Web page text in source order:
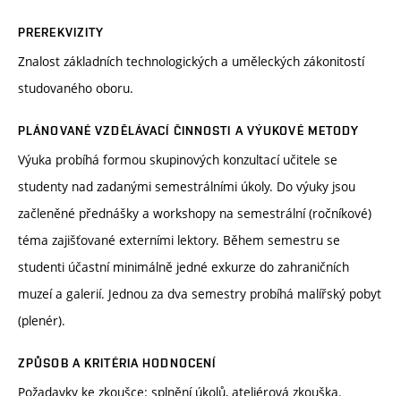
PREREKVIZITY
Znalost základních technologických a uměleckých zákonitostí
studovaného oboru.
PLÁNOVANÉ VZDĚLÁVACÍ ČINNOSTI A VÝUKOVÉ METODY
Výuka probíhá formou skupinových konzultací učitele se
studenty nad zadanými semestrálními úkoly. Do výuky jsou
začleněné přednášky a workshopy na semestrální (ročníkové)
téma zajišťované externími lektory. Během semestru se
studenti účastní minimálně jedné exkurze do zahraničních
muzeí a galerií. Jednou za dva semestry probíhá malířský pobyt
(plenér).
ZPŮSOB A KRITÉRIA HODNOCENÍ
Požadavky ke zkoušce: splnění úkolů, ateliérová zkouška.